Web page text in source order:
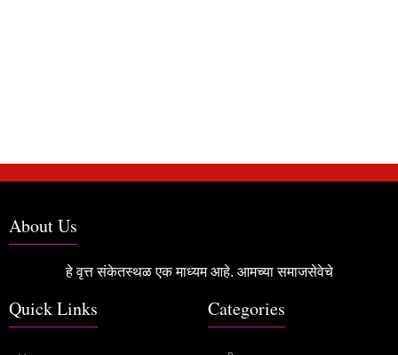
About Us
हे वृत्त संकेतस्थळ एक माध्यम आहे. आमच्या समाजसेवेचे
Quick Links Categories